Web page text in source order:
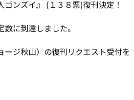
ンズイ』 (１３８票)復刊決定！
数に到達しました。
ージ秋山）の復刊リクエスト受付を